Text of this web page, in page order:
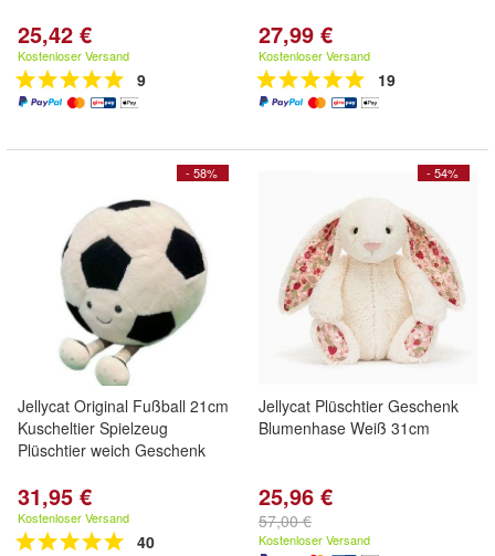
25,42 €
Kostenloser Versand
9
27,99 €
Kostenloser Versand
19
- 58%
Jellycat Original Fußball 21cm
Kuscheltier Spielzeug
Plüschtier weich Geschenk
31,95 €
Kostenloser Versand
40
- 54%
Jellycat Plüschtier Geschenk
Blumenhase Weiß 31cm
25,96 €
57,00 €
Kostenloser Versand